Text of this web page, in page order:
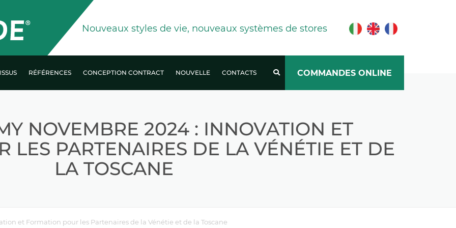
Nouveaux styles de vie, nouveaux systèmes de stores
COMMANDES ONLINE
PURE COLLECTION
LAYLIGHT COLLECTION
STRIPES COLLECTION
RÉFÉRENCES CONCEPTION CONTRACT NOUVELLE CONTACTS
NOVEMBRE 2024 : INNOVATION ET
LES PARTENAIRES DE LA VÉNÉTIE ET DE
LA TOSCANE
et Formation pour les Partenaires de la Vénétie et de la Toscane